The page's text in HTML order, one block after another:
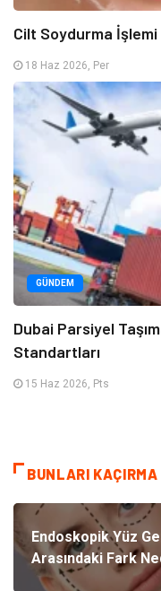
Cilt Soydurma İşlemi
18 Haz 2026, Per
GÜNDEM
Dubai Parsiyel
Standartları
15 Haz 2026, Pts
BUNLARI KAÇIRMA
Endoskopik Yüz
Arasındaki Fark